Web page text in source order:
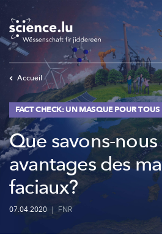
Skip
main
content
Accueil
FACT CHECK: UN MASQUE POUR TOUS
Que savons-
avantages des
faciaux?
07.04.2020 | FNR